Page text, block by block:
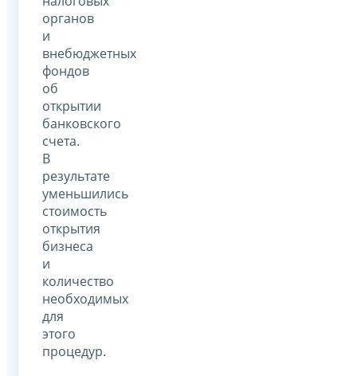
органов
и
внебюджетных
фондов
об
открытии
банковского
счета.
В
результате
уменьшились
стоимость
открытия
бизнеса
и
количество
необходимых
для
этого
процедур.